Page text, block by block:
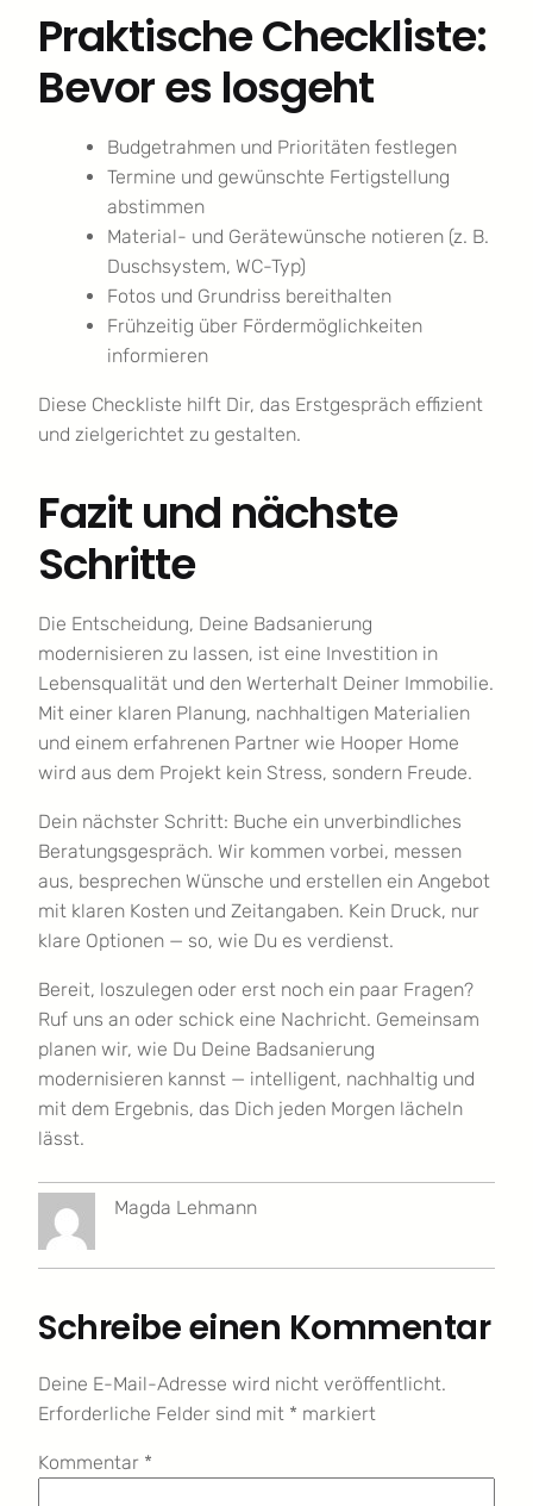
Praktische Checkliste:
Bevor es losgeht
Budgetrahmen und Prioritäten festlegen
Termine und gewünschte Fertigstellung
abstimmen
Material- und Gerätewünsche notieren (z. B.
Duschsystem, WC-Typ)
Fotos und Grundriss bereithalten
Frühzeitig über Fördermöglichkeiten
informieren
Diese Checkliste hilft Dir, das Erstgespräch effizient
und zielgerichtet zu gestalten.
Fazit und nächste
Schritte
Die Entscheidung, Deine Badsanierung
modernisieren zu lassen, ist eine Investition in
Lebensqualität und den Werterhalt Deiner Immobilie.
Mit einer klaren Planung, nachhaltigen Materialien
und einem erfahrenen Partner wie Hooper Home
wird aus dem Projekt kein Stress, sondern Freude.
Dein nächster Schritt: Buche ein unverbindliches
Beratungsgespräch. Wir kommen vorbei, messen
aus, besprechen Wünsche und erstellen ein Angebot
mit klaren Kosten und Zeitangaben. Kein Druck, nur
klare Optionen — so, wie Du es verdienst.
Bereit, loszulegen oder erst noch ein paar Fragen?
Ruf uns an oder schick eine Nachricht. Gemeinsam
planen wir, wie Du Deine Badsanierung
modernisieren kannst — intelligent, nachhaltig und
mit dem Ergebnis, das Dich jeden Morgen lächeln
lässt.
Magda Lehmann
Schreibe einen Kommentar
Deine E-Mail-Adresse wird nicht veröffentlicht.
Erforderliche Felder sind mit * markiert
Kommentar *